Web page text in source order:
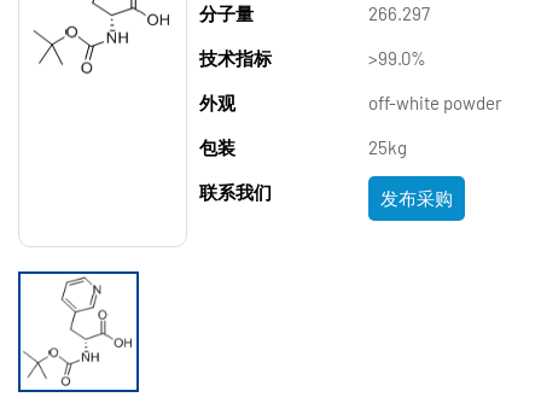
分子量 266.297
技术指标 >99.0%
外观 off-white powder
包装 25kg
联系我们 发布采购